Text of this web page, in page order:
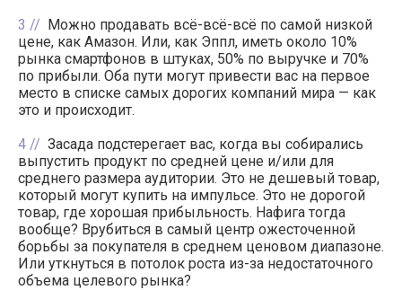
3
Можно продавать всё-всё-всё по самой низкой
цене, как Амазон. Или, как Эппл, иметь около 10%
рынка смартфонов в штуках, 50% по выручке и 70%
по прибыли. Оба пути могут привести вас на первое
место в списке самых дорогих компаний мира — как
это и происходит.
4
Засада подстерегает вас, когда вы собирались
выпустить продукт по средней цене и/или для
среднего размера аудитории. Это не дешевый товар,
который могут купить на импульсе. Это не дорогой
товар, где хорошая прибыльность. Нафига тогда
вообще? Врубиться в самый центр ожесточенной
борьбы за покупателя в среднем ценовом диапазоне.
Или уткнуться в потолок роста из-за недостаточного
объема целевого рынка?